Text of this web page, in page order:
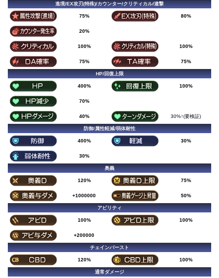
進境/EX攻刃(特殊)/カウンター/クリティカル/連撃
75% 80%
20%
100% 100%
75% 75%
HP/回復上限
400% 100%
70%
40% 30%↑(要検証)
防御/属性軽減/弱体耐性
400% 30%
30%
奥義
120% 75%
+1000000 50%
アビリティ
100% 100%
+200000
チェインバースト
120% 100%
通常ダメージ